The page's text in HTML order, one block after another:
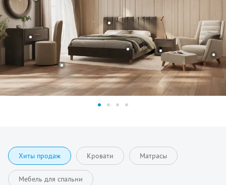
Хиты продаж Кровати Матрасы
Мебель для спальни